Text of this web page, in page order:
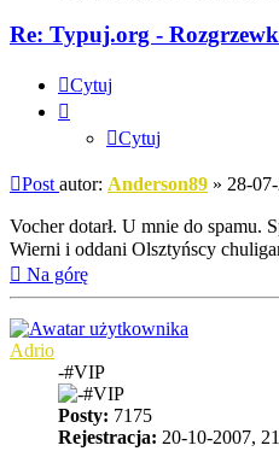
Re: Typuj.org -
Cytuj
Cytuj
Post autor: Anderson89 » 28-
Vocher dotarł. U mnie do spamu.
Wierni i oddani Olsztyńscy
Na górę
Adrio
-#VIP
Posty: 7175
Rejestracja: 20-10-2007,